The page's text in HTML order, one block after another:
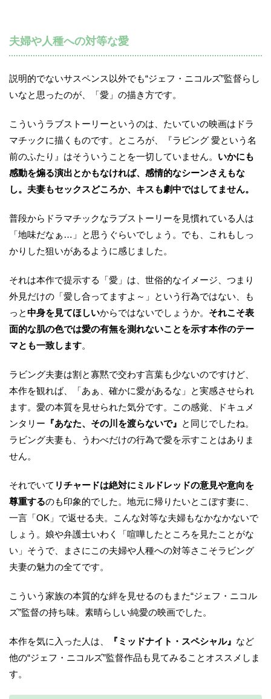
夫婦や人種への対等な愛
説明的でないサスペンス以外でも“ジェフ・ニコルズ”監督らし
いなと思ったのが、「愛」の描き方です。
こういうラブストーリーというのは、たいていの映画はドラ
マチックに描くものです。ところが、『ラビング 愛という名
前のふたり』はそういうことを一切していません。 いかにも
感動を煽る演出とかもなければ、感情的なシーンさえもな
し。夫妻もセックスどころか、キスも劇中ではしてません。
普段からドラマチックなラブストーリーを見慣れている人は
「地味だなぁ…」と思うぐらいでしょう。でも、これもしっ
かりした狙いがあるように感じました。
それは本作で提示する「愛」は、世俗的なイメージ、つまり
外見だけの「愛し合ってますよ～」という行為ではない、も
っと中身を見てほしいからではないでしょうか。 それこそ表
面的な肌の色では愛の有無を測れないことを示す本作のテー
マとも一致します。
ラビング夫妻は割と寡黙で交わす言葉も少ないのですけど、
本作を観れば、「あぁ、確かに愛があるな」と実感させられ
ます。愛の本質を見せられた気分です。この感覚、ドキュメ
ンタリー 『あなた、その川を渡らないで』 と同じでしたね。
ラビング夫妻も、うわべだけの行為で愛を示すことはありま
せん。
それでいて リチャードは絶対にミルドレッドの意見や意向を
尊重するのも印象的でした。地元に帰りたいとこぼす妻に、
一言「OK」で返せる夫。こんな対等な夫婦もなかなかないで
しょう。娘や弁護士いわく「喧嘩したところを見たことがな
い」そうで、まさにこの夫婦や人種への対等さこそラビング
夫妻の魅力の全てです。
こういう家族の本質的な絆を見せるのもまた“ジェフ・ニコル
ズ”監督の持ち味。素晴らしい純愛の映画でした。
本作を気に入った人は、 『ミッドナイト・スペシャル』 など
他の“ジェフ・ニコルズ”監督作品も見てみることオススメしま
す。